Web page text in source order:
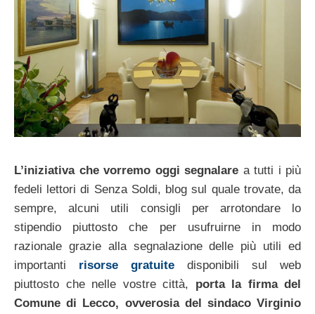
L’iniziativa che vorremo oggi segnalare a tutti i più
fedeli lettori di Senza Soldi, blog sul quale trovate, da
sempre, alcuni utili consigli per arrotondare lo
stipendio piuttosto che per usufruirne in modo
razionale grazie alla segnalazione delle più utili ed
importanti risorse gratuite disponibili sul web
piuttosto che nelle vostre città, porta la firma del
Comune di Lecco, ovverosia del sindaco Virginio